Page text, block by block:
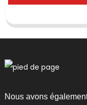
Nous avons